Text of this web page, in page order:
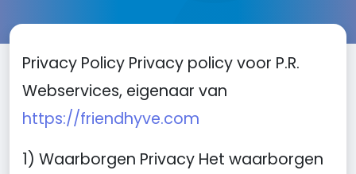
Privacy Policy Privacy policy voor P.R.
Webservices, eigenaar van
https://friendhyve.com
1) Waarborgen Privacy Het waarborgen